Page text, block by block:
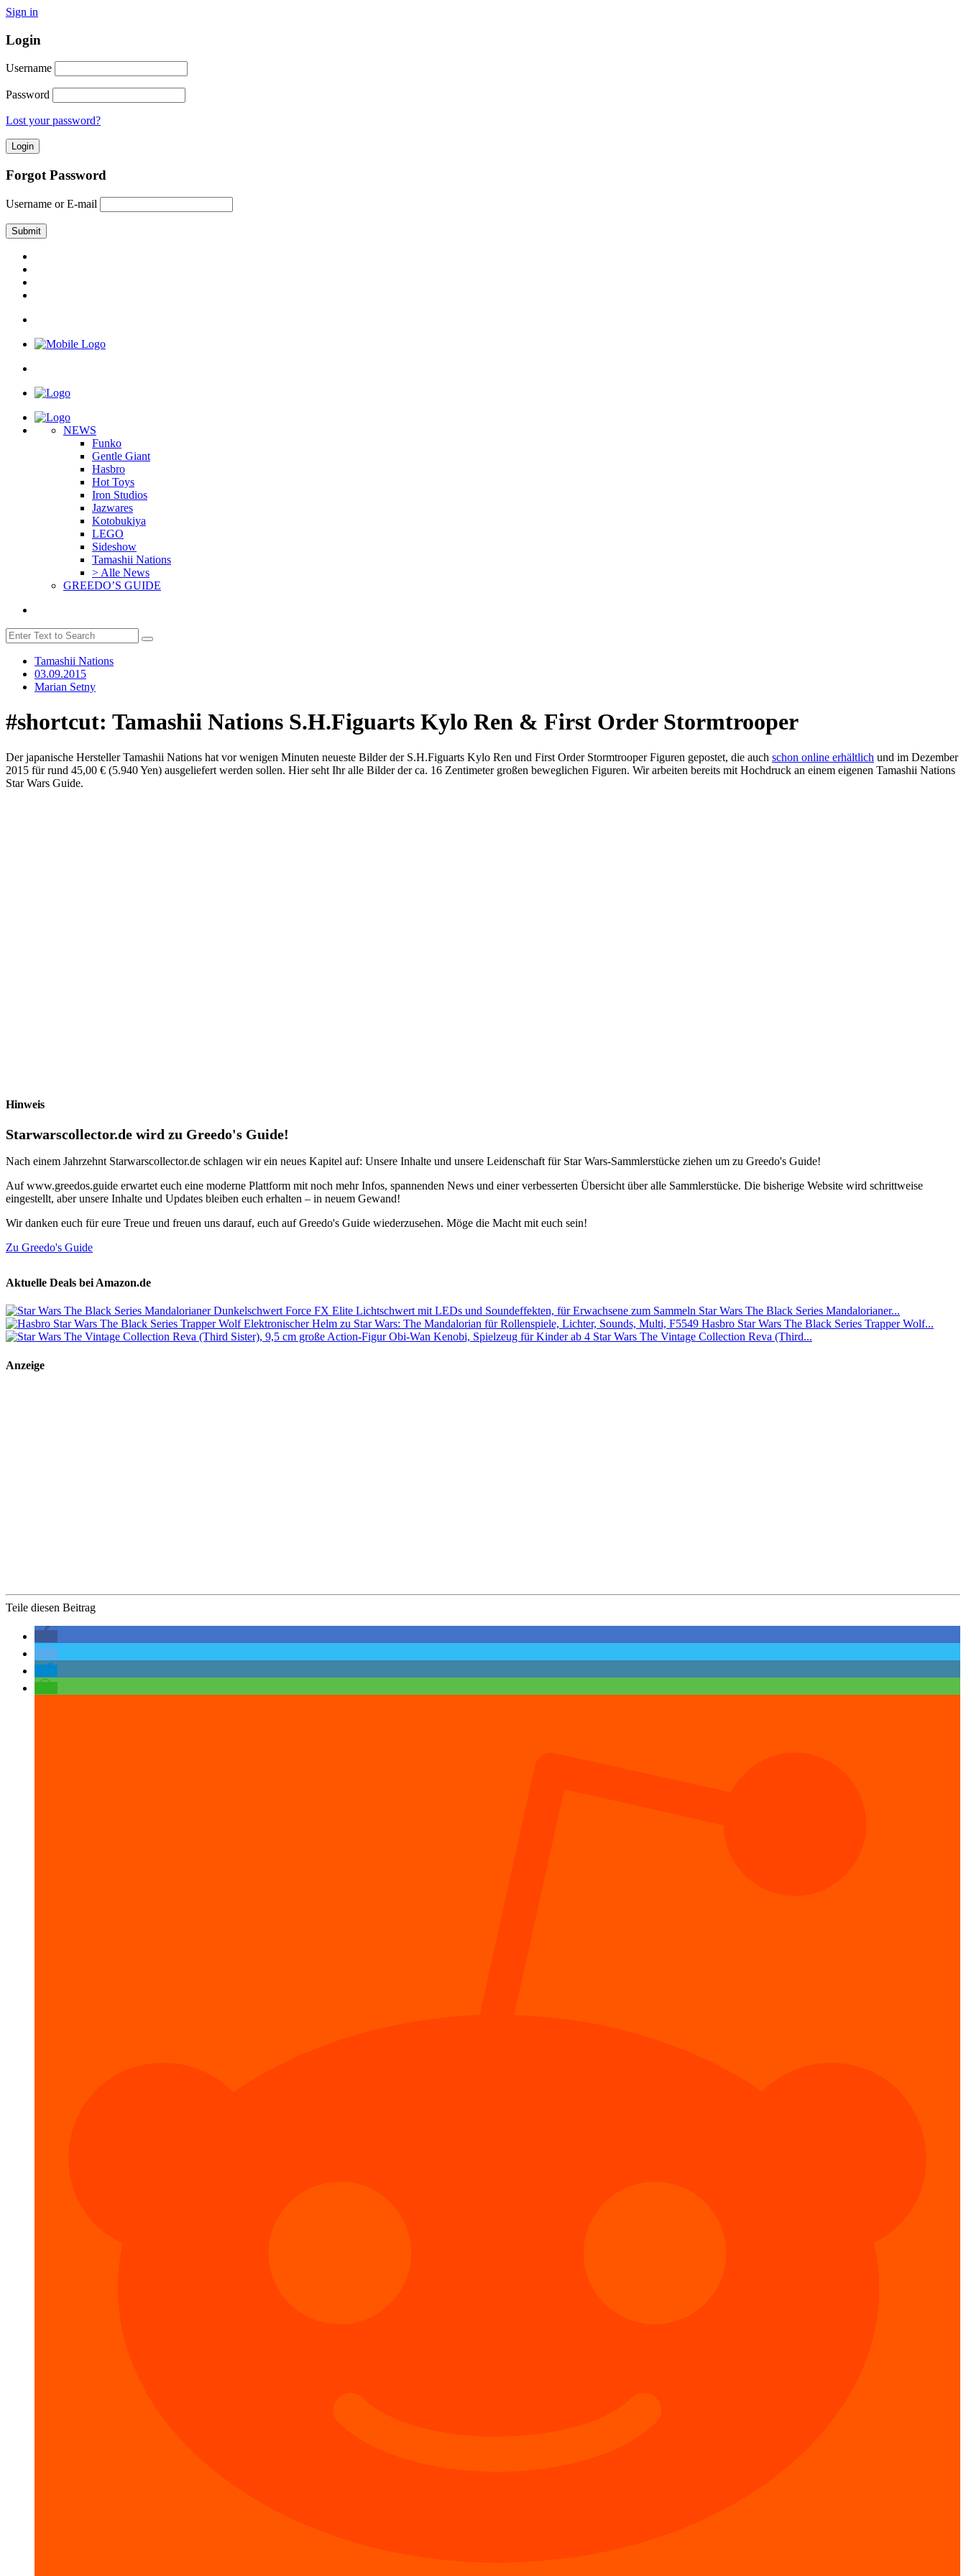
Sign in
Login
Username
Password
Lost your password?
Forgot Password
Username or E-mail
NEWS
Funko
Gentle Giant
Hasbro
Hot Toys
Iron Studios
Jazwares
Kotobukiya
LEGO
Sideshow
Tamashii Nations
> Alle News
GREEDO’S GUIDE
Tamashii Nations
03.09.2015
Marian Setny
#shortcut: Tamashii Nations S.H.Figuarts Kylo Ren & First Order Stormtrooper
Der japanische Hersteller Tamashii Nations hat vor wenigen Minuten neueste Bilder der S.H.Figuarts Kylo Ren und First Order Stormtrooper Figuren gepostet, die auch schon online erhältlich und im Dezember
2015 für rund 45,00 € (5.940 Yen) ausgeliefert werden sollen. Hier seht Ihr alle Bilder der ca. 16 Zentimeter großen beweglichen Figuren. Wir arbeiten bereits mit Hochdruck an einem eigenen Tamashii Nations
Star Wars Guide.
Hinweis
Starwarscollector.de wird zu Greedo's Guide!
Nach einem Jahrzehnt Starwarscollector.de schlagen wir ein neues Kapitel auf: Unsere Inhalte und unsere Leidenschaft für Star Wars-Sammlerstücke ziehen um zu Greedo's Guide!
Auf www.greedos.guide erwartet euch eine moderne Plattform mit noch mehr Infos, spannenden News und einer verbesserten Übersicht über alle Sammlerstücke. Die bisherige Website wird schrittweise
eingestellt, aber unsere Inhalte und Updates bleiben euch erhalten – in neuem Gewand!
Wir danken euch für eure Treue und freuen uns darauf, euch auf Greedo's Guide wiederzusehen. Möge die Macht mit euch sein!
Zu Greedo's Guide
Aktuelle Deals bei Amazon.de
Star Wars The Black Series Mandalorianer...
Hasbro Star Wars The Black Series Trapper Wolf...
Star Wars The Vintage Collection Reva (Third...
Anzeige
Teile diesen Beitrag